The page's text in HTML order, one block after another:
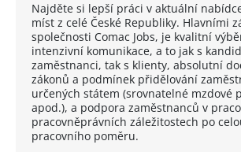
Najděte si lepší práci v aktuální
míst z celé České Republiky. Hlavními
společnosti Comac Jobs, je kvalitní
intenzivní komunikace, a to jak s
zaměstnanci, tak s klienty, absolutní
zákonů a podmínek přidělování
určených státem (srovnatelné mzdové
apod.), a podpora zaměstnanců v
pracovněprávních záležitostech po
pracovního poměru.